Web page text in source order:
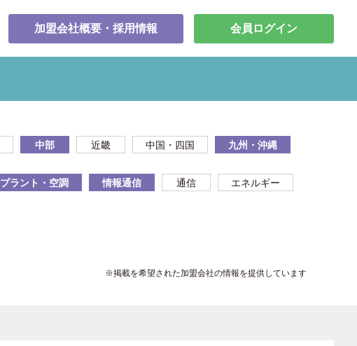
加盟会社概要・採用情報 会員ログイン
中部 近畿 中国・四国 九州・沖縄
プラント・空調 情報通信 通信 エネルギー
※掲載を希望された加盟会社の情報を提供しています